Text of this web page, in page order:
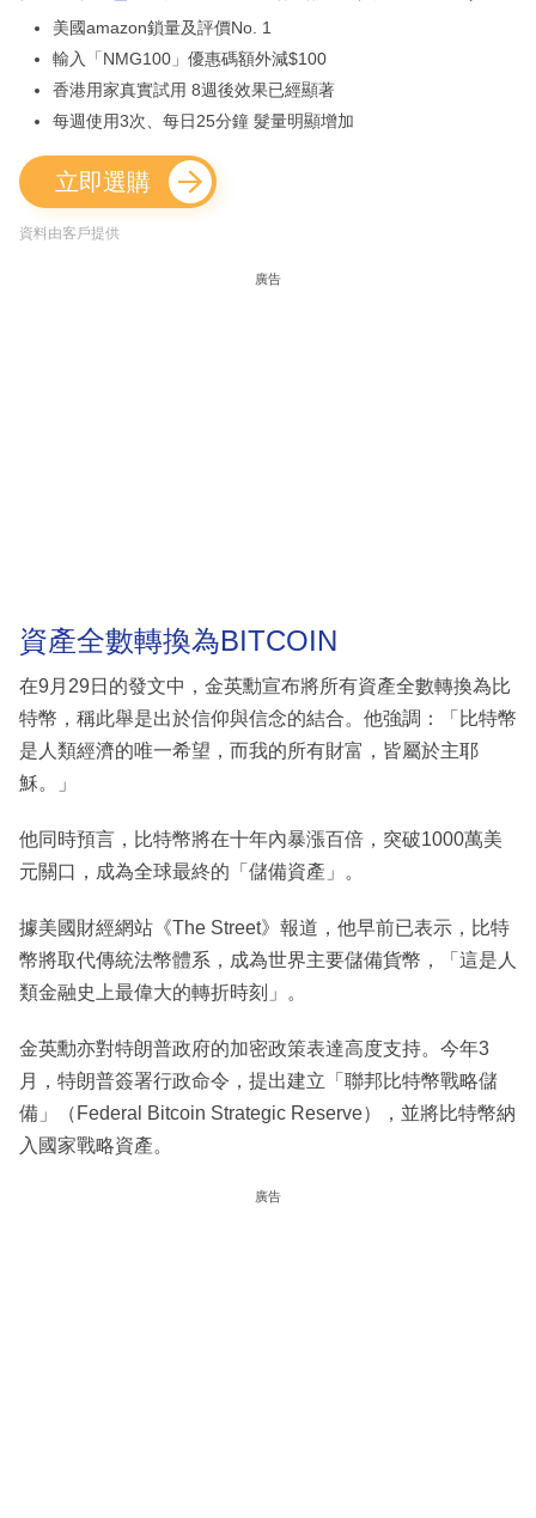
美國amazon鎖量及評價No. 1
輸入「NMG100」優惠碼額外減$100
香港用家真實試用 8週後效果已經顯著
每週使用3次、每日25分鐘 髮量明顯增加
立即選購
資料由客戶提供
廣告
資產全數轉換為BITCOIN
在9月29日的發文中，金英勳宣布將所有資產全數轉換為比
特幣，稱此舉是出於信仰與信念的結合。他強調：「比特幣
是人類經濟的唯一希望，而我的所有財富，皆屬於主耶
穌。」
他同時預言，比特幣將在十年內暴漲百倍，突破1000萬美
元關口，成為全球最終的「儲備資產」。
據美國財經網站《The Street》報道，他早前已表示，比特
幣將取代傳統法幣體系，成為世界主要儲備貨幣，「這是人
類金融史上最偉大的轉折時刻」。
金英勳亦對特朗普政府的加密政策表達高度支持。今年3
月，特朗普簽署行政命令，提出建立「聯邦比特幣戰略儲
備」（Federal Bitcoin Strategic Reserve），並將比特幣納
入國家戰略資產。
廣告